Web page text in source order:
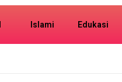
Islami Edukasi